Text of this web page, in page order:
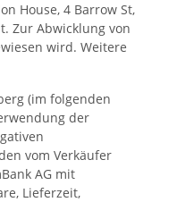
House, 4 Barrow St,
Zur Abwicklung von
wird. Weitere
(im folgenden
der
vom Verkäufer
AG mit
Lieferzeit,